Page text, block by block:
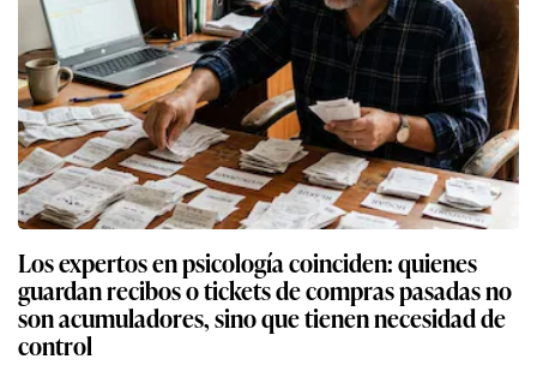
Los expertos en psicología coinciden: quienes
guardan recibos o tickets de compras pasadas no
son acumuladores, sino que tienen necesidad de
control